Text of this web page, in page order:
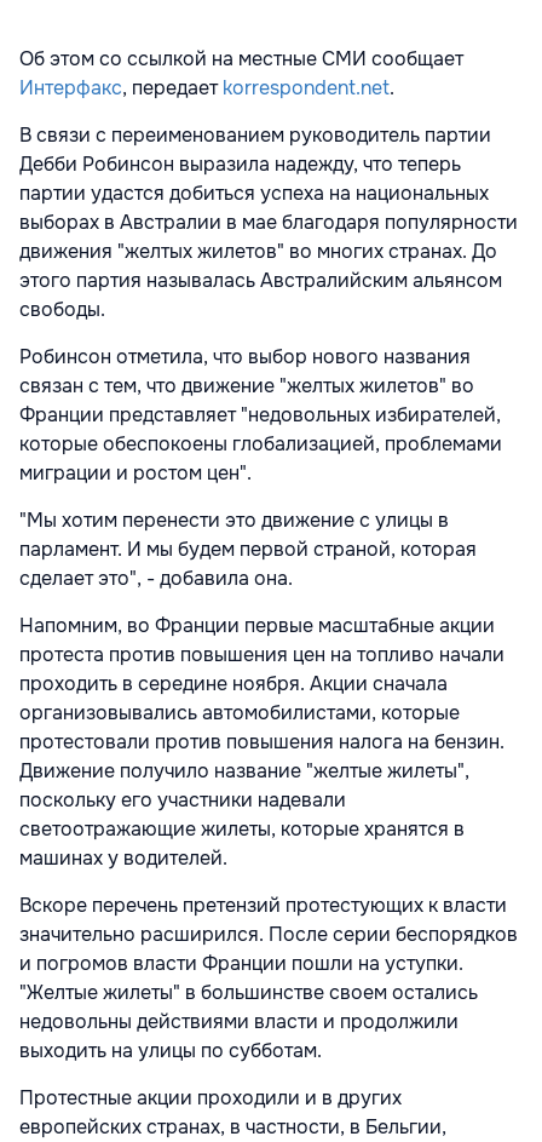
Об этом со ссылкой на местные СМИ сообщает
Интерфакс, передаетkorrespondent.net.
В связи с переименованием руководитель партии
Дебби Робинсон выразила надежду, что теперь
партии удастся добиться успеха на национальных
выборах в Австралии в мае благодаря популярности
движения "желтых жилетов" во многих странах. До
этого партия называлась Австралийским альянсом
свободы.
Робинсон отметила, что выбор нового названия
связан с тем, что движение "желтых жилетов" во
Франции представляет "недовольных избирателей,
которые обеспокоены глобализацией, проблемами
миграции и ростом цен".
"Мы хотим перенести это движение с улицы в
парламент. И мы будем первой страной, которая
сделает это", - добавила она.
Напомним, во Франции первые масштабные акции
протеста против повышения цен на топливо начали
проходить в середине ноября. Акции сначала
организовывались автомобилистами, которые
протестовали против повышения налога на бензин.
Движение получило название "желтые жилеты",
поскольку его участники надевали
светоотражающие жилеты, которые хранятся в
машинах у водителей.
Вскоре перечень претензий протестующих к власти
значительно расширился. После серии беспорядков
и погромов власти Франции пошли на уступки.
"Желтые жилеты" в большинстве своем остались
недовольны действиями власти и продолжили
выходить на улицы по субботам.
Протестные акции проходили и в других
европейских странах, в частности, в Бельгии,